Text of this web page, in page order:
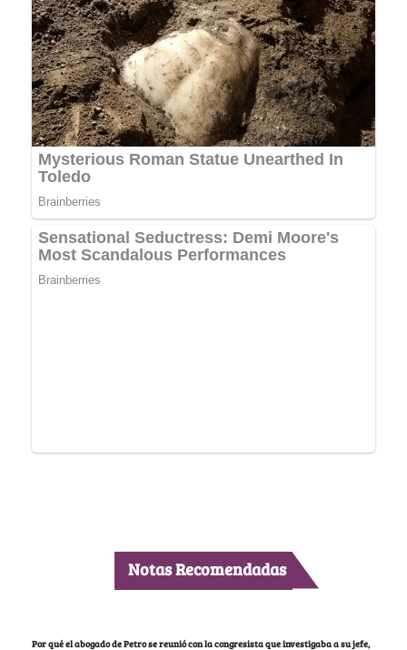
Notas Recomendadas
Por qué el abogado de Petro se reunió con la congresista que investigaba a su jefe,